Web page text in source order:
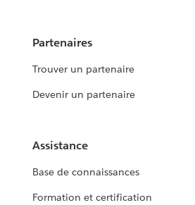
Partenaires
Trouver un partenaire
Devenir un partenaire
Assistance
Base de connaissances
Formation et certification